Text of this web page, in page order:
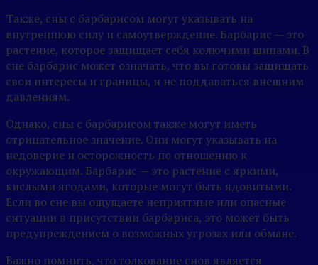
Также, сны с барбарисом могут указывать на
внутреннюю силу и самоутверждение. Барбарис — это
растение, которое защищает себя колючими шипами. В
сне барбарис может означать, что вы готовы защищать
свои интересы и границы, и не поддаваться внешним
давлениям.
Однако, сны с барбарисом также могут иметь
отрицательное значение. Они могут указывать на
недоверие и осторожность по отношению к
окружающим. Барбарис — это растение с яркими,
кислыми ягодами, которые могут быть ядовитыми.
Если во сне вы ощущаете неприятные или опасные
ситуации в присутствии барбариса, это может быть
предупреждением о возможных угрозах или обмане.
Важно помнить, что толкование снов является